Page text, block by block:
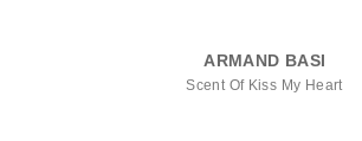
ARMAND BASI
Scent Of Kiss My Heart